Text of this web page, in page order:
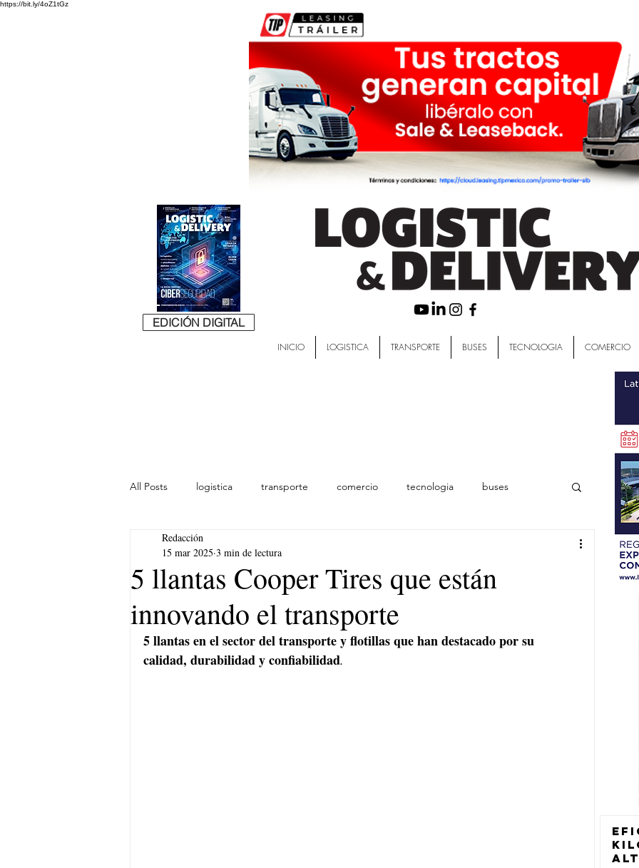
https://bit.ly/4oZ1tGz
EDICIÓN DIGITAL
INICIO LOGISTICA TRANSPORTE BUSES TECNOLOGIA COMERCIO
All Posts logistica transporte comercio tecnologia buses
lideres
5 llantas Cooper Tires que están
innovando el transporte
Redacción
15 mar 2025 3 min de lectura
5 llantas en el sector del transporte y flotillas que han destacado por su
calidad, durabilidad y confiabilidad.